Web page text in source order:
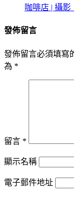
咖啡店 | 攝
發佈留言
發佈留言必須填寫
為 *
留言 *
顯示名稱
電子郵件地址